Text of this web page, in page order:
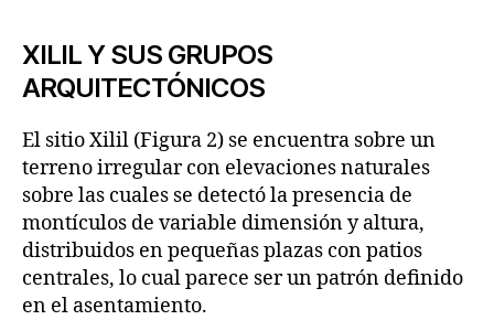
XILIL Y SUS GRUPOS
ARQUITECTÓNICOS
El sitio Xilil (Figura 2) se encuentra sobre un
terreno irregular con elevaciones naturales
sobre las cuales se detectó la presencia de
montículos de variable dimensión y altura,
distribuidos en pequeñas plazas con patios
centrales, lo cual parece ser un patrón definido
en el asentamiento.